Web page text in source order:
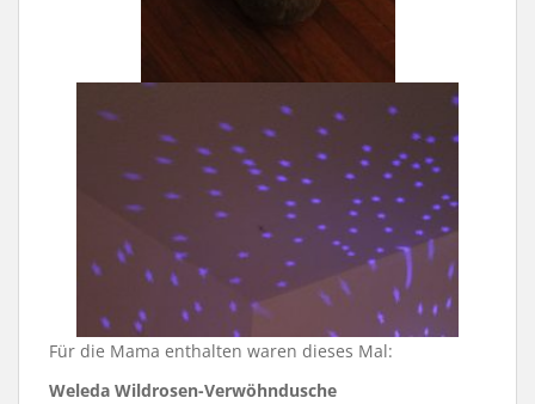
Für die Mama enthalten waren dieses Mal:
Weleda Wildrosen-Verwöhndusche